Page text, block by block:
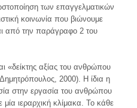
των επαγγελματικών
κοινωνία που βιώνουμε
από την παράγραφο 2 του
«δείκτης αξίας του ανθρώπου
2000). Η ίδια η
στην εργασία του ανθρώπου
ιεραρχική κλίμακα. Το κάθε